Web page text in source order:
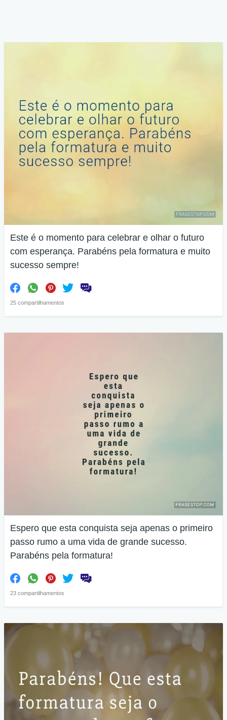
Este é o momento para celebrar e olhar o futuro
com esperança. Parabéns pela formatura e muito
sucesso sempre!
25 compartilhamentos
Espero que esta conquista seja apenas o primeiro
passo rumo a uma vida de grande sucesso.
Parabéns pela formatura!
23 compartilhamentos